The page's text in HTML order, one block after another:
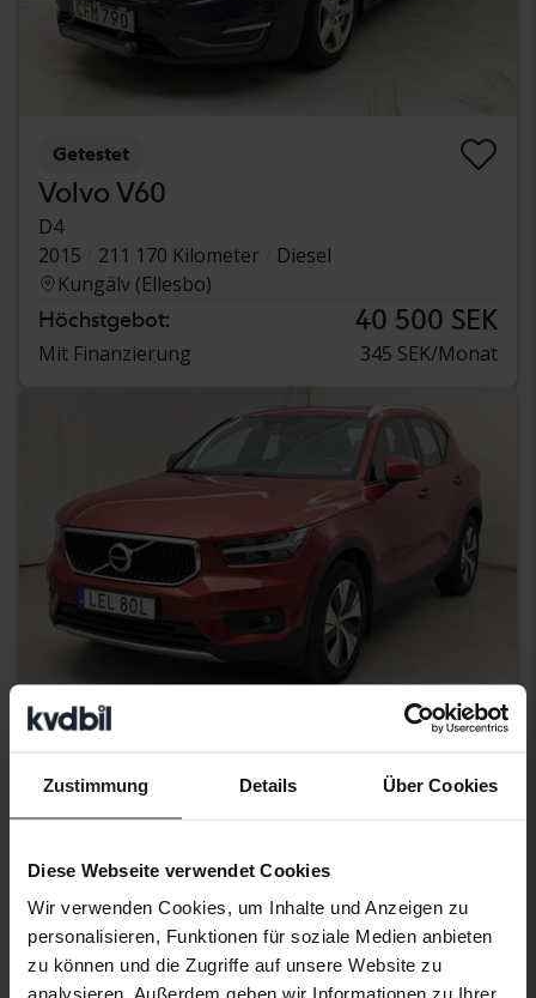
Zustimmung Details Über Cookies
Diese Webseite verwendet Cookies
Wir verwenden Cookies, um Inhalte und Anzeigen zu
personalisieren, Funktionen für soziale Medien anbieten
zu können und die Zugriffe auf unsere Website zu
analysieren. Außerdem geben wir Informationen zu Ihrer
Getestet
Volvo V60
D4
2015
211 170 Kilometer
Diesel
Kungälv (Ellesbo)
Höchstgebot: 40 500 SEK
Mit Finanzierung 345 SEK/Monat
Volvo XC40
2020
168 370 Kilometer
Elektrisch/Benzin
Direkt kaufen 234 900 SEK
Mit Finanzierung 2 002 SEK/Monat